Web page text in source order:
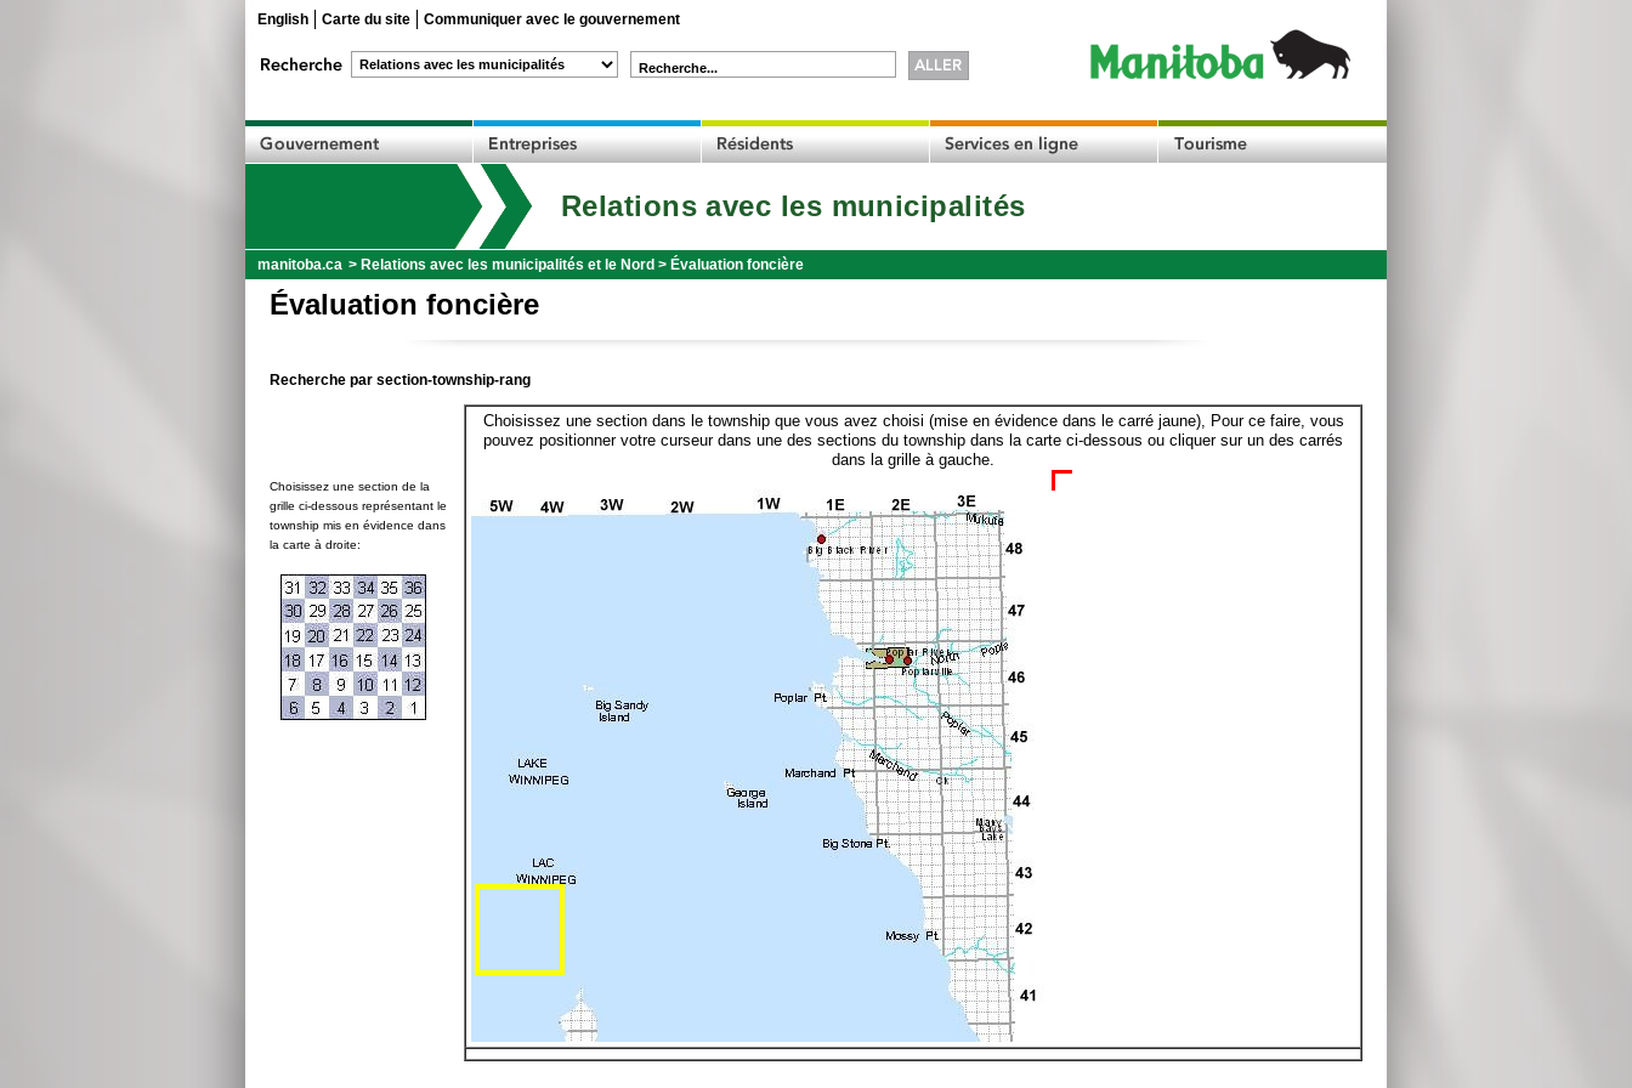
English Carte du site Communiquer avec le gouvernement
Recherche...
Relations avec les municipalités
manitoba.ca > Relations avec les municipalités et le Nord > Évaluation foncière
Évaluation foncière
Recherche par section-township-rang
Choisissez une section de la
grille ci-dessous représentant le
township mis en évidence dans
la carte à droite:
Choisissez une section dans le township que vous avez choisi (mise en évidence dans le carré jaune), Pour ce faire, vous
pouvez positionner votre curseur dans une des sections du township dans la carte ci-dessous ou cliquer sur un des carrés
dans la grille à gauche.